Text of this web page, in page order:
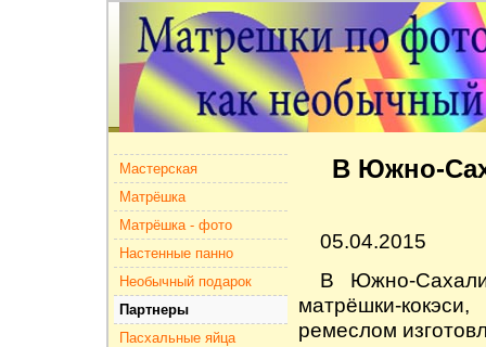
В Южно-
05.04.2015
В Южно-
матрёшки-кокэси,
ремеслом
Мастерская
Матрёшка
Матрёшка - фото
Настенные панно
Необычный подарок
Партнеры
Пасхальные яйца